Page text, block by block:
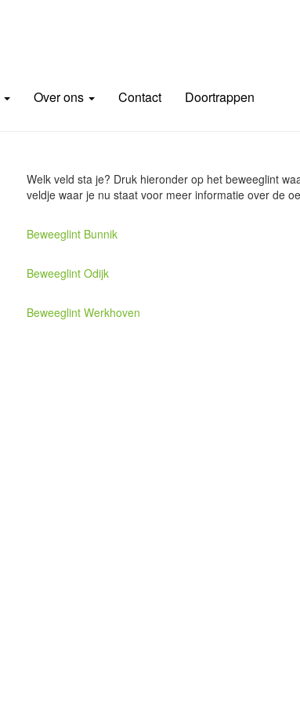
Over ons Contact Doortrappen
Welk veld sta je? Druk hieronder op het beweeglint
veldje waar je nu staat voor meer informatie over de
Beweeglint Bunnik
Beweeglint Odijk
Beweeglint Werkhoven